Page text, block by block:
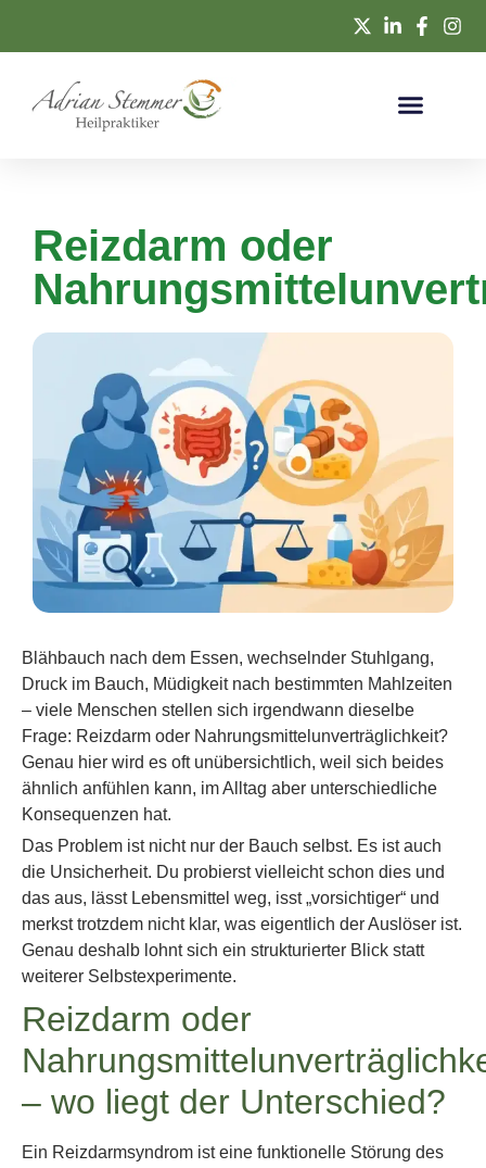
Reizdarm oder
Blähbauch nach dem Essen, wechselnder Stuhlgang,
Druck im Bauch, Müdigkeit nach bestimmten Mahlzeiten
– viele Menschen stellen sich irgendwann dieselbe
Frage: Reizdarm oder Nahrungsmittelunverträglichkeit?
Genau hier wird es oft unübersichtlich, weil sich beides
ähnlich anfühlen kann, im Alltag aber unterschiedliche
Konsequenzen hat.
Das Problem ist nicht nur der Bauch selbst. Es ist auch
die Unsicherheit. Du probierst vielleicht schon dies und
das aus, lässt Lebensmittel weg, isst „vorsichtiger“ und
merkst trotzdem nicht klar, was eigentlich der Auslöser ist.
Genau deshalb lohnt sich ein strukturierter Blick statt
weiterer Selbstexperimente.
Reizdarm oder
– wo liegt der Unterschied?
Ein Reizdarmsyndrom ist eine funktionelle Störung des